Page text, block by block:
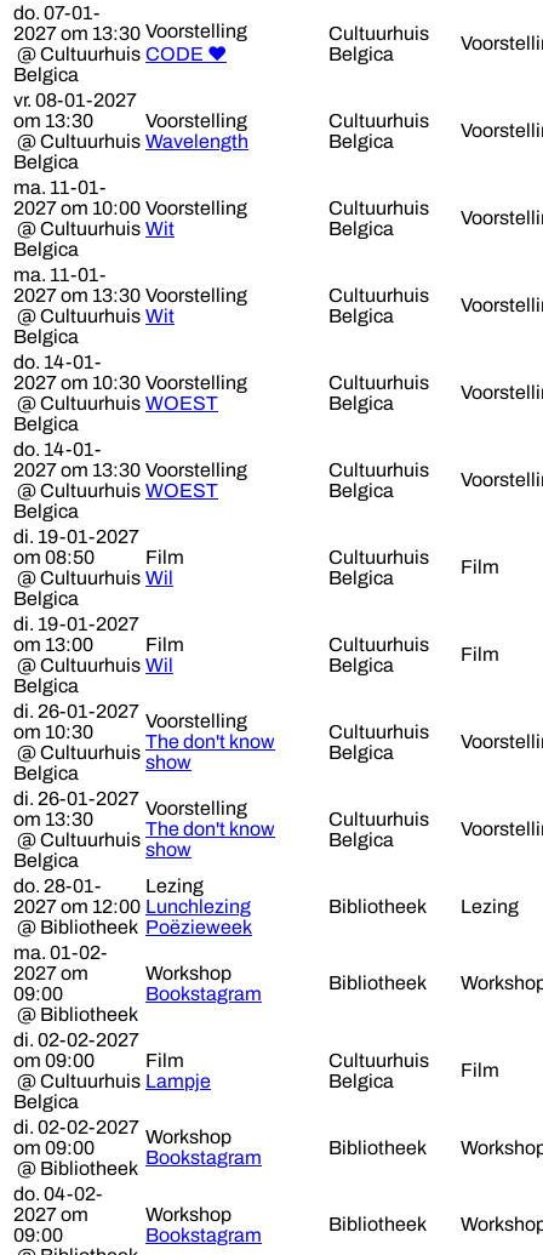
do. 07-01-
2027 om 13:30
@ Cultuurhuis
Belgica
Voorstelling
CODE ♥
Cultuurhuis
Belgica
vr. 08-01-2027
om 13:30
@ Cultuurhuis
Belgica
Voorstelling
Wavelength
Cultuurhuis
Belgica
ma. 11-01-
2027 om 10:00
@ Cultuurhuis
Belgica
Voorstelling
Wit
Cultuurhuis
Belgica
ma. 11-01-
2027 om 13:30
@ Cultuurhuis
Belgica
Voorstelling
Wit
Cultuurhuis
Belgica
do. 14-01-
2027 om 10:30
@ Cultuurhuis
Belgica
Voorstelling
WOEST
Cultuurhuis
Belgica
do. 14-01-
2027 om 13:30
@ Cultuurhuis
Belgica
Voorstelling
WOEST
Cultuurhuis
Belgica
di. 19-01-2027
om 08:50
@ Cultuurhuis
Belgica
Film
Wil
Cultuurhuis
Belgica
Film
di. 19-01-2027
om 13:00
@ Cultuurhuis
Belgica
Film
Wil
Cultuurhuis
Belgica
Film
di. 26-01-2027
om 10:30
@ Cultuurhuis
Belgica
Voorstelling
The don't know
show
Cultuurhuis
Belgica
di. 26-01-2027
om 13:30
@ Cultuurhuis
Belgica
Voorstelling
The don't know
show
Cultuurhuis
Belgica
do. 28-01-
2027 om 12:00
@ Bibliotheek
Lezing
Lunchlezing
Poëzieweek
Bibliotheek Lezing
ma. 01-02-
2027 om
09:00
@ Bibliotheek
Workshop
Bookstagram
Bibliotheek
di. 02-02-2027
om 09:00
@ Cultuurhuis
Belgica
Film
Lampje
Cultuurhuis
Belgica
Film
di. 02-02-2027
om 09:00
@ Bibliotheek
Workshop
Bookstagram
Bibliotheek
do. 04-02-
2027 om
09:00
Workshop
Bookstagram
Bibliotheek